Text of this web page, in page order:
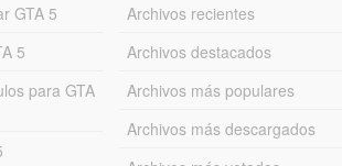
GTA 5
5
para GTA
Archivos recientes
Archivos destacados
Archivos más populares
Archivos más descargados